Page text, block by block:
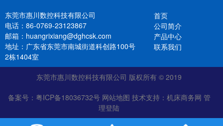
东莞市惠川数控科技有限公司
电话：86-0769-23123867
邮箱：huangrixiang@dghcsk.com
地址：广东省东莞市南城街道科创路100号
2栋1404室
首页
公司简介
产品中心
联系我们
东莞市惠川数控科技有限公司 版权所有 © 2019
备案号： 粤ICP备18036732号 网站地图 技术支持： 机床商务网 管
理登陆